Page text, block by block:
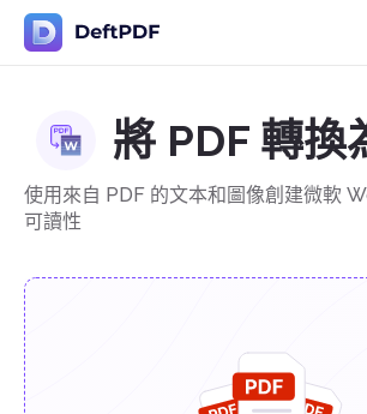
將 PDF 轉
使用來自 PDF 的文本和圖像創建微軟
可讀性